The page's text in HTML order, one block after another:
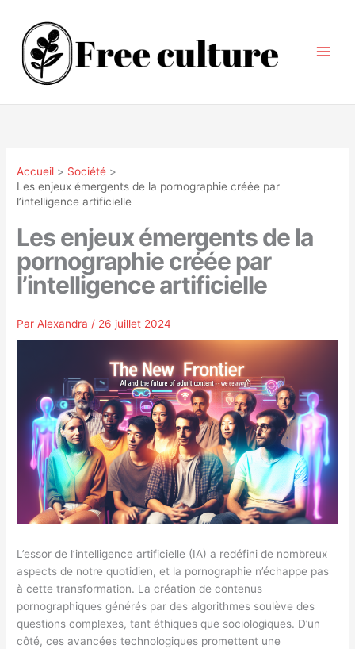
contenu
Accueil
Société
Les enjeux émergents de la pornographie créée par
l’intelligence artificielle
Les enjeux émergents de la
pornographie créée par
l’intelligence artificielle
Par Alexandra / 26 juillet 2024
L’essor de l’intelligence artificielle (IA) a redéfini de nombreux
aspects de notre quotidien, et la pornographie n’échappe pas
à cette transformation. La création de contenus
pornographiques générés par des algorithmes soulève des
questions complexes, tant éthiques que sociologiques. D’un
côté, ces avancées technologiques promettent une